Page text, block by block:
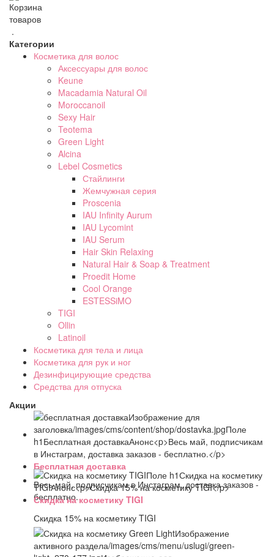
Корзина
товаров
.
Категории
Косметика для волос
Аксессуары для волос
Keune
Macadamia Natural Oil
Moroccanoil
Sexy Hair
Teotema
Green Light
Alcina
Lebel Cosmetics
Стайлинги
Жемчужная серия
Proscenia
IAU Infinity Aurum
IAU Lycomint
IAU Serum
Hair Skin Relaxing
Natural Hair & Soap & Treatment
Proedit Home
Cool Orange
ESTESSiMO
TIGI
Ollin
Latinoil
Косметика для тела и лица
Косметика для рук и ног
Дезинфицирующие средства
Средства для отпуска
Акции
Бесплатная доставка
Весь май, подписчикам в Инстаграм, доставка заказов -
бесплатно.
Скидка на косметику TIGI
Скидка 15% на косметику TIGI